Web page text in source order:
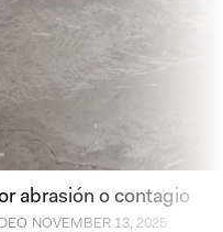
abrasión o contagio
NOVEMBER 13, 2025